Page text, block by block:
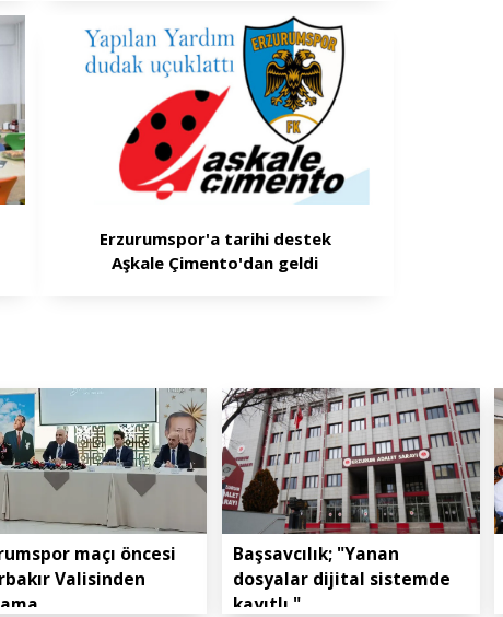
Erzurumspor'a tarihi destek
Aşkale Çimento'dan geldi
maçı öncesi
Valisinden
Başsavcılık; "Yanan
dosyalar dijital sistemde
kayıtlı."